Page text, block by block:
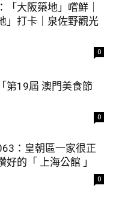
「大阪築地」嚐鮮｜
」打卡｜泉佐野觀光
0
第19屆 澳門美食節
0
：皇朝區一家很正
的「 上海公館 」
0